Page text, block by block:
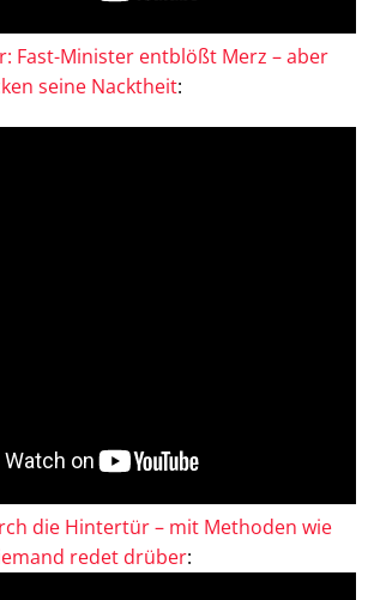
Fast-Minister entblößt Merz – aber
seine Nacktheit:
die Hintertür – mit Methoden wie
redet drüber: